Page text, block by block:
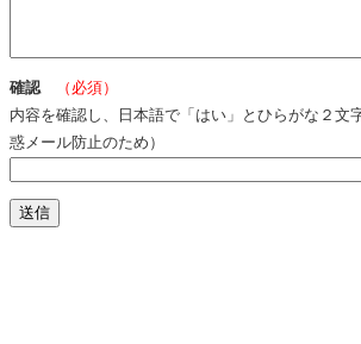
確認
（必須）
内容を確認し、日本語で「はい」とひらがな２文
惑メール防止のため）